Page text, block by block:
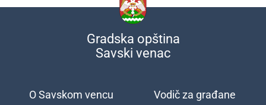
Gradska opština
Savski venac
Подножје
O Savskom vencu Vodič za građane